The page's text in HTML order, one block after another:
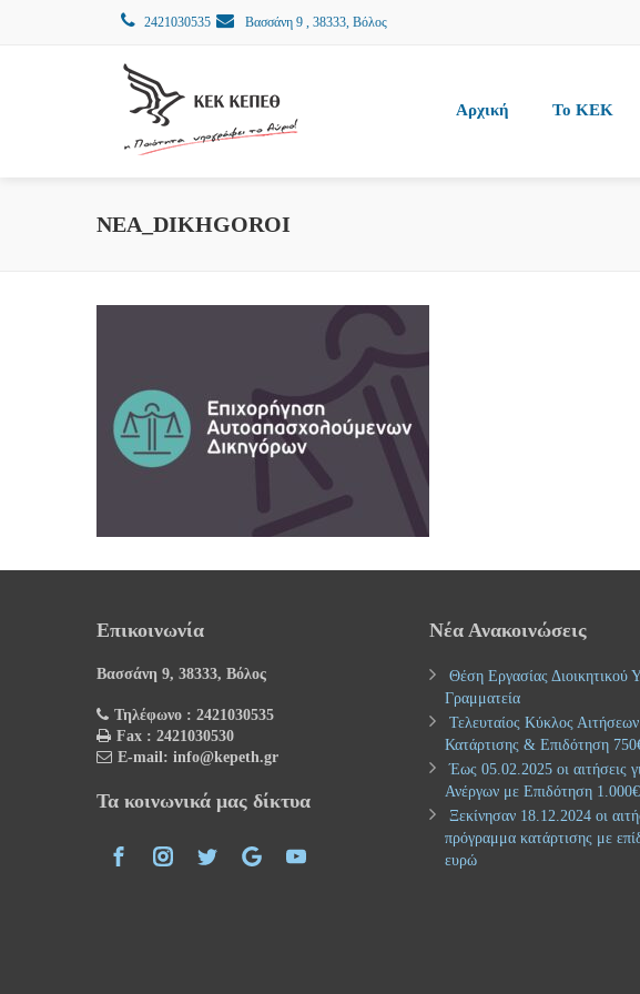
2421030535 Βασσάνη 9 , 38333, Βόλος
Αρχική To KEK
NEA_DIKHGOROI
Επικοινωνία
Βασσάνη 9, 38333, Βόλος
Τηλέφωνο : 2421030535
Fax : 2421030530
E-mail: info@kepeth.gr
Τα κοινωνικά μας δίκτυα
Νέα Ανακοινώσεις
Θέση Εργασίας Διοικητικού
Γραμματεία
Τελευταίος Κύκλος
Κατάρτισης & Επιδότηση
Έως 05.02.2025 οι αιτήσεις
Ανέργων με Επιδότηση 1.000€
Ξεκίνησαν 18.12.2024 οι
πρόγραμμα κατάρτισης με
ευρώ